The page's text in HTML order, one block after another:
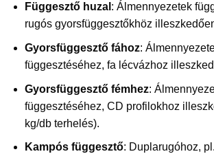
Függesztő huzal : Álmennyezetek
rugós gyorsfüggesztőkhöz
Gyorsfüggesztő fához:
függesztéséhez, fa lécvázhoz
Gyorsfüggesztő fémhez:
függesztéséhez, CD profilokhoz
kg/db terhelés).
Kampós függesztő: Duplarugóhoz,